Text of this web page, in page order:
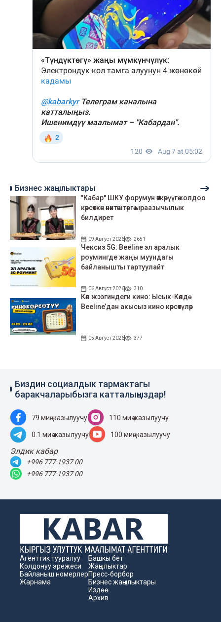
Бизнес жаңылыктары
"Кабар" ШКУ форумун өткөрүүгө колдоо
көрсөткөн өнөктөштөргө ыраазычылык
билдирет
09 Август 2026 2651
Чексиз 5G: Beeline эл аралык
роумингде жаңы муундагы
байланышты тартуулайт
06 Август 2026 310
Көл жээгиндеги кино: Ысык-Көлдө
Beeline’дан акысыз кино көрсөтүлөр
05 Август 2026 377
Биздин социалдык тармактагы
баракчаларыбызга катталыңыздар!
79 миң жазылуучу 110 миң жазылуучу
0.1 миң жазылуучу 100 миң жазылуучу
Элдик кабар
+996 777 1937 00
+996 777 1937 00
Агенттик тууралуу
Колдонуу эрежеси
Байланыш номерлер
Жарнама
Башкы бет
Жаңылыктар
Пресс-борбор
Бизнес жаңылыктары
Издөө
Архив